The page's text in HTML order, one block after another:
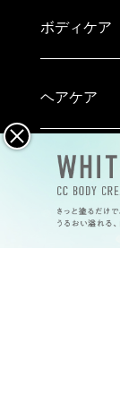
ボディケア
ヘアケア
メイクアッ